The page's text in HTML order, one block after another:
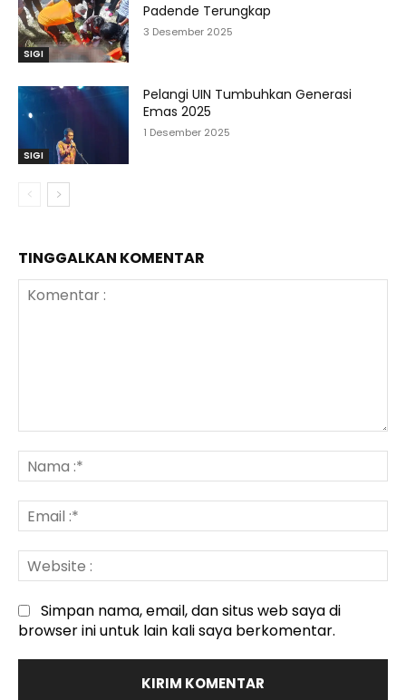
SIGI
Padende Terungkap
3 Desember 2025
SIGI
Pelangi UIN Tumbuhkan Generasi
Emas 2025
1 Desember 2025
TINGGALKAN KOMENTAR
:*
:*
:
Simpan nama, email, dan situs web saya di
browser ini untuk lain kali saya berkomentar.